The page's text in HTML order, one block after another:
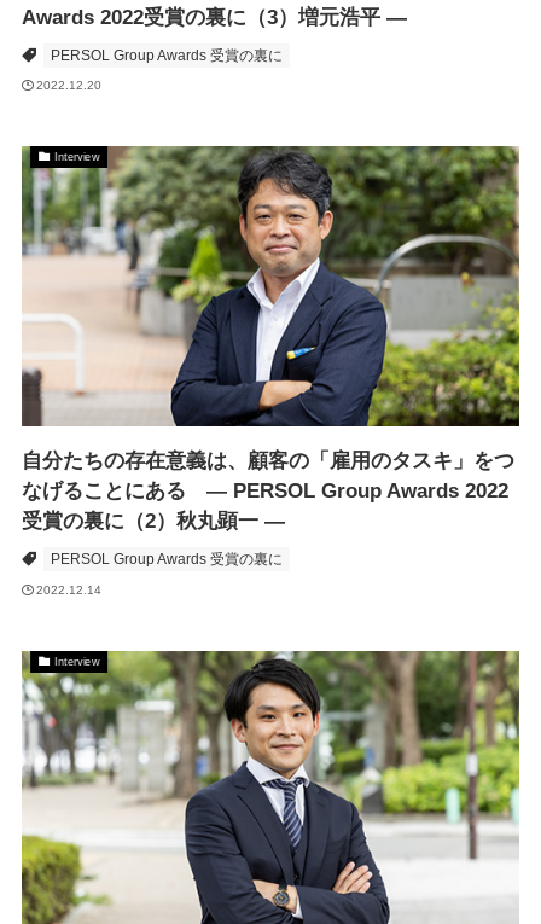
Awards 2022受賞の裏に（3）増元浩平 ―
PERSOL Group Awards 受賞の裏に
2022.12.20
Interview
自分たちの存在意義は、顧客の「雇用のタスキ」をつ
なげることにある ― PERSOL Group Awards 2022
受賞の裏に（2）秋丸顕一 ―
PERSOL Group Awards 受賞の裏に
2022.12.14
Interview